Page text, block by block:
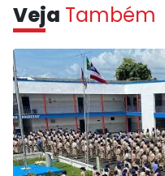
Veja Também